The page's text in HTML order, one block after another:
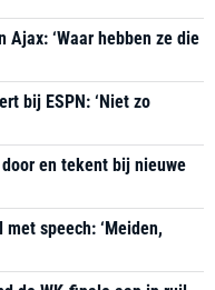
Ajax: ‘Waar hebben ze die
bij ESPN: ‘Niet zo
en tekent bij nieuwe
speech: ‘Meiden,